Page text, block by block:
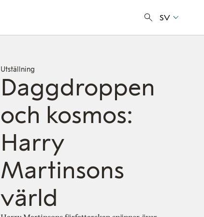
SV
Utställning
Daggdroppen
och kosmos:
Harry
Martinsons
värld